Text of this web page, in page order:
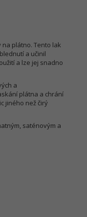
plátno. Tento lak
a učinil
a lze jej snadno
a
plátna a chrání
jiného než čirý
saténovým a